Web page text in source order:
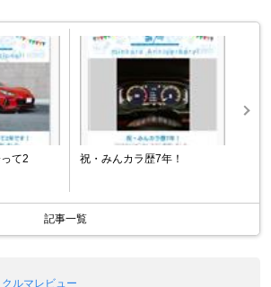
て2
祝・みんカラ歴7年！
記事一覧
クルマレビュー